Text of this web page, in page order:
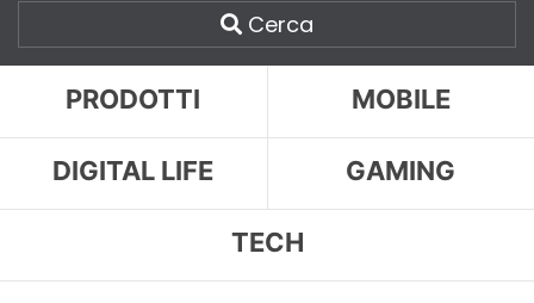
Cerca
PRODOTTI MOBILE
DIGITAL LIFE GAMING
TECH